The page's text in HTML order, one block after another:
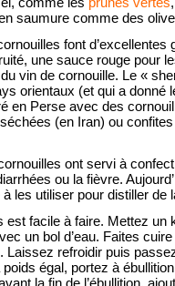
saumure comme des
font d’excellentes
une sauce rouge pour
vin de cornouille. Le «
orientaux (et qui a donné
en Perse avec des
(en Iran) ou
ont servi à
ou la fièvre.
à les utiliser pour distiller de
est facile à faire. Mettez un
un bol d’eau. Faites
Laissez refroidir puis
égal, portez à
la fin de l’ébullition,